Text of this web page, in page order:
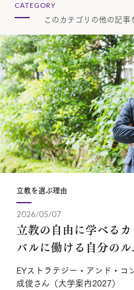
CATEGORY
このカテゴリの他の記事
立教を選ぶ理由
2026/05/07
立教の自由に学べる
バルに働ける自分のル
EYストラテジー・アンド・
成俊さん（大学案内2027）